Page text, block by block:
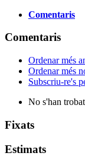
Comentaris
Comentaris
Ordenar més
Ordenar més
Subscriu-re's
No s'han
Fixats
Estimats